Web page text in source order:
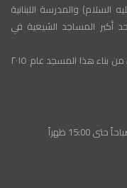
السلام) والمدرسة اللبنانية
أكبر المساجد الشيعية في
وبفضل بقية الله الأعظم أرواحنا فداه، تم الانتهاء من بناء هذا المسجد عام ٢٠١٥